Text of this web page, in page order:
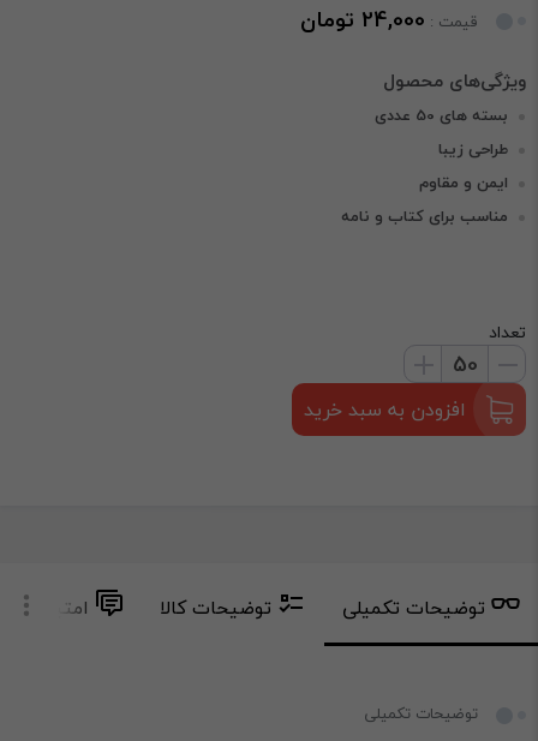
قیمت : 24,000 تومان
بسته های 50 عددی
طراحی زیبا
ایمن و مقاوم
مناسب برای کتاب و نامه
تعداد
افزودن به سبد خرید
توضیحات تکمیلی توضیحات کالا امتیاز و
توضیحات تکمیلی